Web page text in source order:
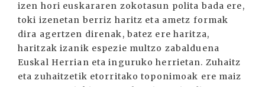
izen hori euskararen zokotasun polita bada ere,
toki izenetan berriz haritz eta ametz formak
dira agertzen direnak, batez ere haritza,
haritzak izanik espezie multzo zabalduena
Euskal Herrian eta inguruko herrietan. Zuhaitz
eta zuhaitzetik etorritako toponimoak ere maiz